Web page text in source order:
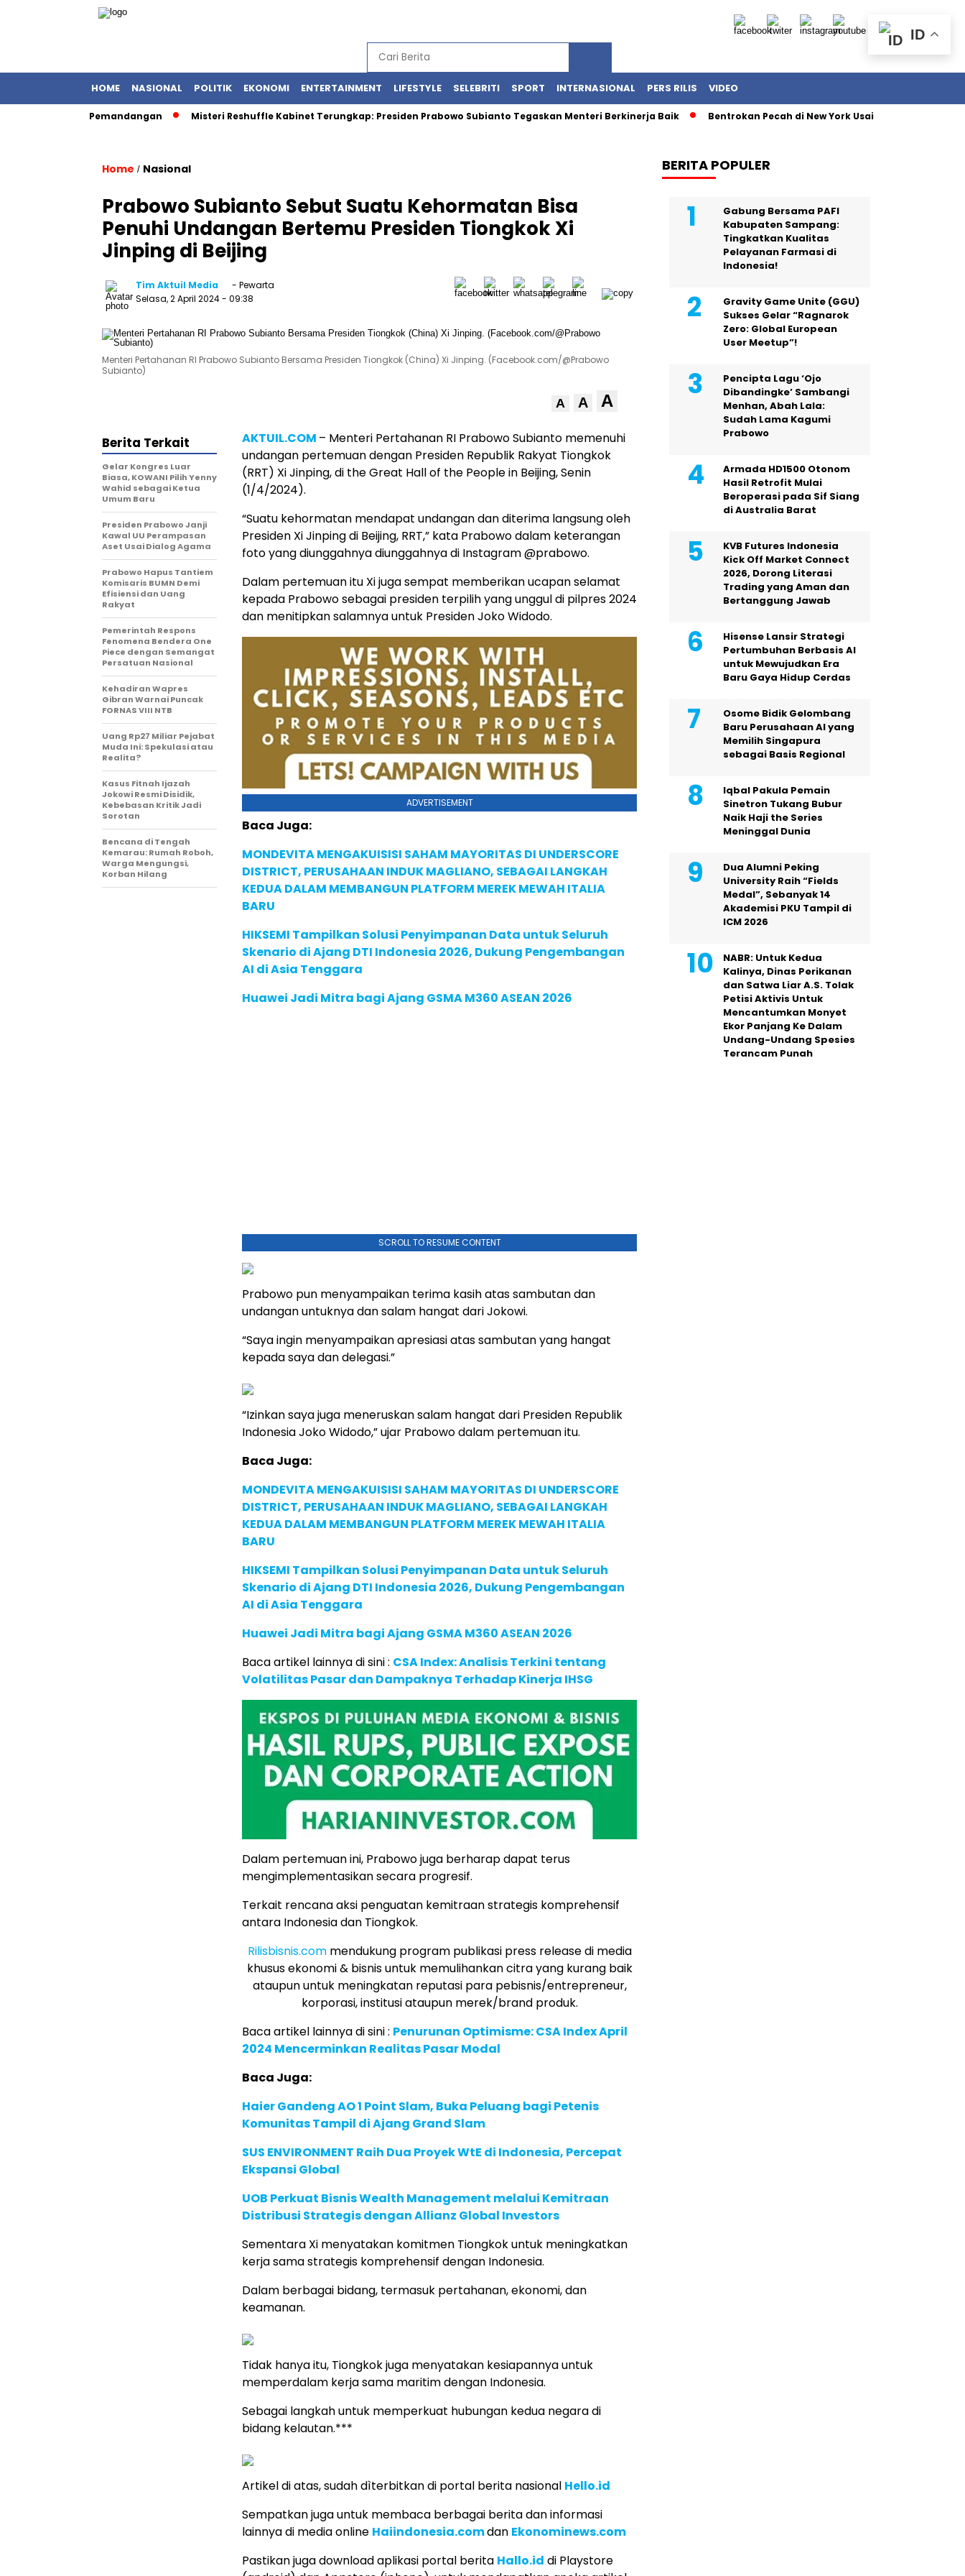
HOME NASIONAL POLITIK EKONOMI ENTERTAINMENT LIFESTYLE SELEBRITI SPORT INTERNASIONAL PERS RILIS VIDEO
Rekam Pemandangan Misteri Reshuffle Kabinet Terungkap: Presiden Prabowo Subianto Tegaskan Menteri Berkinerja Baik Bentrokan Pecah di New York Usai Demonstrasi Tolak
Home / Nasional
Prabowo Subianto Sebut Suatu Kehormatan Bisa
Penuhi Undangan Bertemu Presiden Tiongkok Xi
Jinping di Beijing
Tim Aktuil Media
- Pewarta
Selasa, 2 April 2024- 09:38
Menteri Pertahanan RI Prabowo Subianto Bersama Presiden Tiongkok (China) Xi Jinping. (Facebook.com/@Prabowo
Subianto)
A A A
AKTUIL.COM – Menteri Pertahanan RI Prabowo Subianto memenuhi
undangan pertemuan dengan Presiden Republik Rakyat Tiongkok
(RRT) Xi Jinping, di the Great Hall of the People in Beijing, Senin
(1/4/2024).
“Suatu kehormatan mendapat undangan dan diterima langsung oleh
Presiden Xi Jinping di Beijing, RRT,” kata Prabowo dalam keterangan
foto yang diunggahnya diunggahnya di Instagram @prabowo.
Dalam pertemuan itu Xi juga sempat memberikan ucapan selamat
kepada Prabowo sebagai presiden terpilih yang unggul di pilpres 2024
dan menitipkan salamnya untuk Presiden Joko Widodo.
ADVERTISEMENT
Baca Juga:
MONDEVITA MENGAKUISISI SAHAM MAYORITAS DI UNDERSCORE
DISTRICT, PERUSAHAAN INDUK MAGLIANO, SEBAGAI LANGKAH
KEDUA DALAM MEMBANGUN PLATFORM MEREK MEWAH ITALIA
BARU
HIKSEMI Tampilkan Solusi Penyimpanan Data untuk Seluruh
Skenario di Ajang DTI Indonesia 2026, Dukung Pengembangan
AI di Asia Tenggara
Huawei Jadi Mitra bagi Ajang GSMA M360 ASEAN 2026
SCROLL TO RESUME CONTENT
Prabowo pun menyampaikan terima kasih atas sambutan dan
undangan untuknya dan salam hangat dari Jokowi.
“Saya ingin menyampaikan apresiasi atas sambutan yang hangat
kepada saya dan delegasi.”
“Izinkan saya juga meneruskan salam hangat dari Presiden Republik
Indonesia Joko Widodo,” ujar Prabowo dalam pertemuan itu.
Baca Juga:
MONDEVITA MENGAKUISISI SAHAM MAYORITAS DI UNDERSCORE
DISTRICT, PERUSAHAAN INDUK MAGLIANO, SEBAGAI LANGKAH
KEDUA DALAM MEMBANGUN PLATFORM MEREK MEWAH ITALIA
BARU
HIKSEMI Tampilkan Solusi Penyimpanan Data untuk Seluruh
Skenario di Ajang DTI Indonesia 2026, Dukung Pengembangan
AI di Asia Tenggara
Huawei Jadi Mitra bagi Ajang GSMA M360 ASEAN 2026
Baca artikel lainnya di sini : CSA Index: Analisis Terkini tentang
Volatilitas Pasar dan Dampaknya Terhadap Kinerja IHSG
Dalam pertemuan ini, Prabowo juga berharap dapat terus
mengimplementasikan secara progresif.
Terkait rencana aksi penguatan kemitraan strategis komprehensif
antara Indonesia dan Tiongkok.
Rilisbisnis.commendukung program publikasi press release di media
khusus ekonomi & bisnis untuk memulihankan citra yang kurang baik
ataupun untuk meningkatan reputasi para pebisnis/entrepreneur,
korporasi, institusi ataupun merek/brand produk.
Baca artikel lainnya di sini : Penurunan Optimisme: CSA Index April
2024 Mencerminkan Realitas Pasar Modal
Baca Juga:
Haier Gandeng AO 1 Point Slam, Buka Peluang bagi Petenis
Komunitas Tampil di Ajang Grand Slam
SUS ENVIRONMENT Raih Dua Proyek WtE di Indonesia, Percepat
Ekspansi Global
UOB Perkuat Bisnis Wealth Management melalui Kemitraan
Distribusi Strategis dengan Allianz Global Investors
Sementara Xi menyatakan komitmen Tiongkok untuk meningkatkan
kerja sama strategis komprehensif dengan Indonesia.
Dalam berbagai bidang, termasuk pertahanan, ekonomi, dan
keamanan.
Tidak hanya itu, Tiongkok juga menyatakan kesiapannya untuk
memperdalam kerja sama maritim dengan Indonesia.
Sebagai langkah untuk memperkuat hubungan kedua negara di
bidang kelautan.***
Artikel di atas, sudah dìterbitkan di portal berita nasional Hello.id
Sempatkan juga untuk membaca berbagai berita dan informasi
lainnya di media online Haiindonesia.comdan Ekonominews.com
Pastikan juga download aplikasi portal berita Hallo.id di Playstore
Berita Terkait
Gelar Kongres Luar
Biasa, KOWANI Pilih Yenny
Wahid sebagai Ketua
Umum Baru
Presiden Prabowo Janji
Kawal UU Perampasan
Aset Usai Dialog Agama
Prabowo Hapus Tantiem
Komisaris BUMN Demi
Efisiensi dan Uang
Rakyat
Pemerintah Respons
Fenomena Bendera One
Piece dengan Semangat
Persatuan Nasional
Kehadiran Wapres
Gibran Warnai Puncak
FORNAS VIII NTB
Uang Rp27 Miliar Pejabat
Muda Ini: Spekulasi atau
Realita?
Kasus Fitnah Ijazah
Jokowi Resmi Disidik,
Kebebasan Kritik Jadi
Sorotan
Bencana di Tengah
Kemarau: Rumah Roboh,
Warga Mengungsi,
Korban Hilang
BERITA POPULER
Gabung Bersama PAFI
Kabupaten Sampang:
Tingkatkan Kualitas
Pelayanan Farmasi di
Indonesia!
Gravity Game Unite (GGU)
Sukses Gelar “Ragnarok
Zero: Global European
User Meetup”!
Pencipta Lagu ‘Ojo
Dibandingke’ Sambangi
Menhan, Abah Lala:
Sudah Lama Kagumi
Prabowo
Armada HD1500 Otonom
Hasil Retrofit Mulai
Beroperasi pada Sif Siang
di Australia Barat
KVB Futures Indonesia
Kick Off Market Connect
2026, Dorong Literasi
Trading yang Aman dan
Bertanggung Jawab
Hisense Lansir Strategi
Pertumbuhan Berbasis AI
untuk Mewujudkan Era
Baru Gaya Hidup Cerdas
Osome Bidik Gelombang
Baru Perusahaan AI yang
Memilih Singapura
sebagai Basis Regional
Iqbal Pakula Pemain
Sinetron Tukang Bubur
Naik Haji the Series
Meninggal Dunia
Dua Alumni Peking
University Raih “Fields
Medal”, Sebanyak 14
Akademisi PKU Tampil di
ICM 2026
NABR: Untuk Kedua
Kalinya, Dinas Perikanan
dan Satwa Liar A.S. Tolak
Petisi Aktivis Untuk
Mencantumkan Monyet
Ekor Panjang Ke Dalam
Undang-Undang Spesies
Terancam Punah
ID